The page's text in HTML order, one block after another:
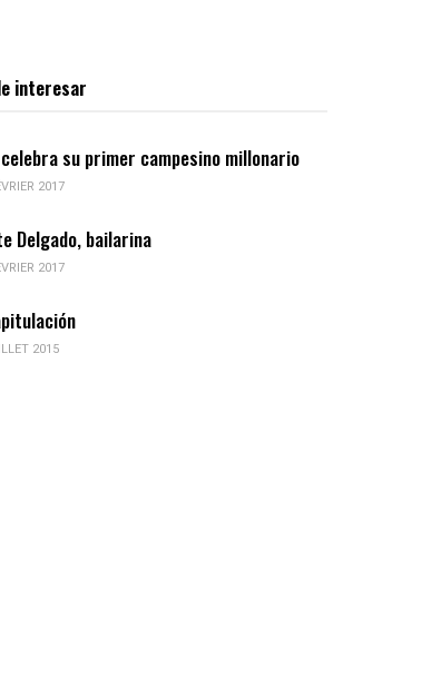
interesar
celebra su primer campesino millonario
2017
Delgado, bailarina
2017
2015